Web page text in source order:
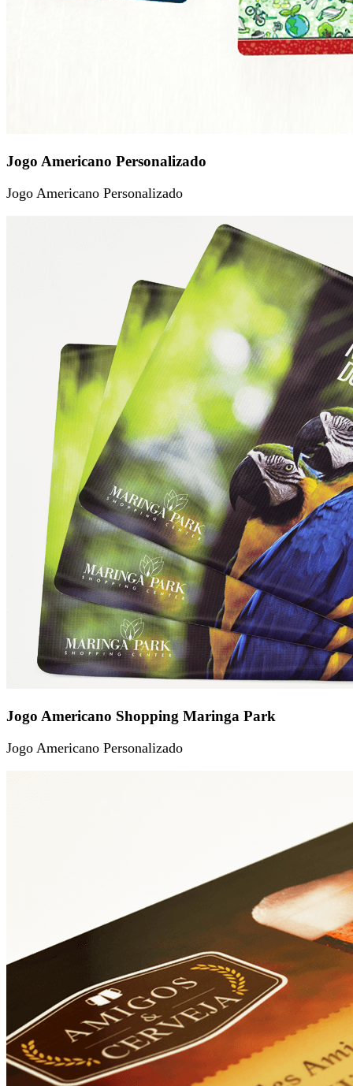
Jogo Americano Personalizado
Jogo Americano Personalizado
Jogo Americano Shopping Maringa Park
Jogo Americano Personalizado